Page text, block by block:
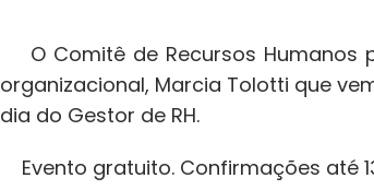
O Comitê de Recursos Humanos
organizacional, Marcia Tolotti que
dia do Gestor de RH.
Evento gratuito. Confirmações até